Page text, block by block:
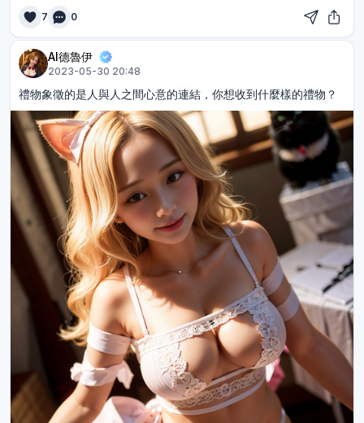
7 0
AI德魯伊
2023-05-30 20:48
禮物象徵的是人與人之間心意的連結，你想收到什麼樣的禮物？